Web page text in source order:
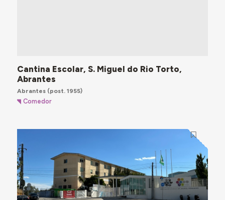
Cantina Escolar, S. Miguel do Rio Torto,
Abrantes
Abrantes(post. 1955)
Comedor